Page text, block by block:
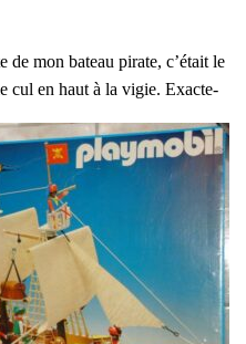
de mon bateau pirate, c’é­tait le
cul en haut à la vigie. Exac­te­